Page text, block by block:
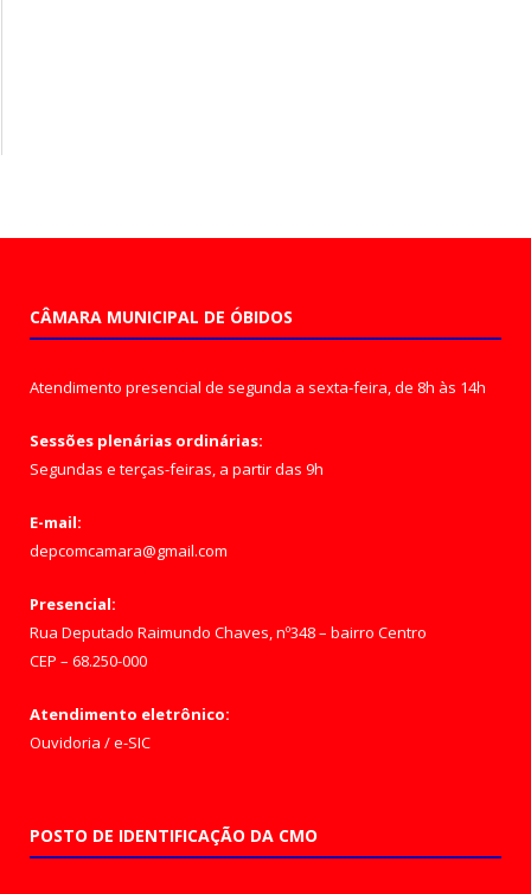
CÂMARA MUNICIPAL DE ÓBIDOS
Atendimento presencial de segunda a sexta-feira, de 8h às 14h
Sessões plenárias ordinárias:
Segundas e terças-feiras, a partir das 9h
E-mail:
depcomcamara@gmail.com
Presencial:
Rua Deputado Raimundo Chaves, nº348 – bairro Centro
CEP – 68.250-000
Atendimento eletrônico:
Ouvidoria /e-SIC
POSTO DE IDENTIFICAÇÃO DA CMO